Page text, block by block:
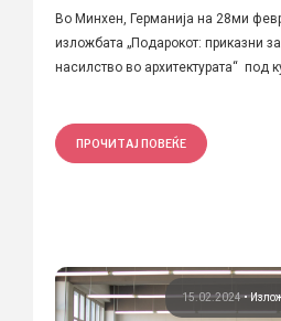
Во Минхен, Германија на 28ми
изложбата „Подарокот: приказни
насилство во архитектурата“ под
ПРОЧИТАЈ ПОВЕЌЕ
15.02.2024•